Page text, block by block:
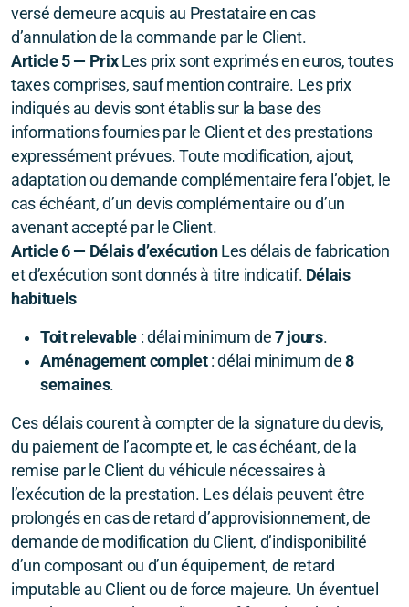
versé demeure acquis au Prestataire en cas
d’annulation de la commande par le Client.
Article 5 — PrixLes prix sont exprimés en euros, toutes
taxes comprises, sauf mention contraire. Les prix
indiqués au devis sont établis sur la base des
informations fournies par le Client et des prestations
expressément prévues. Toute modification, ajout,
adaptation ou demande complémentaire fera l’objet, le
cas échéant, d’un devis complémentaire ou d’un
avenant accepté par le Client.
Article 6 — Délais d’exécutionLes délais de fabrication
et d’exécution sont donnés à titre indicatif. Délais
habituels
Toit relevable : délai minimum de7 jours.
Aménagement complet: délai minimum de8
semaines.
Ces délais courent à compter de la signature du devis,
du paiement de l’acompte et, le cas échéant, de la
remise par le Client du véhicule nécessaires à
l’exécution de la prestation. Les délais peuvent être
prolongés en cas de retard d’approvisionnement, de
demande de modification du Client, d’indisponibilité
d’un composant ou d’un équipement, de retard
imputable au Client ou de force majeure. Un éventuel